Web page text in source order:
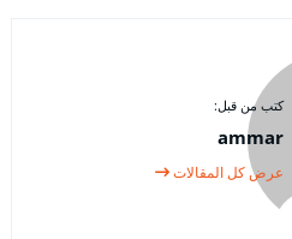
كتب من قبل:
ammar
عرض كل المقالات